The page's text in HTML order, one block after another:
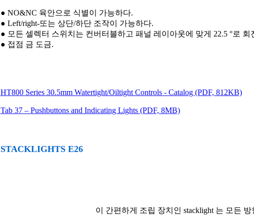
● NO&NC 육안으로 식별이 가능하다.
● Left/right-또는 상단/하단 조작이 가능하다.
● 모든 셀렉터 스위치는 컨버터블하고 패널 레이아웃에 맞게 22.5 °로 회
● 접점 금 도금.
HT800 Series 30.5mm Watertight/Oiltight Controls - Catalog (PDF, 812KB)
Tab 37 – Pushbuttons and Indicating Lights (PDF, 8MB)
STACKLIGHTS E26
이 간편하게 조립 장치인 stacklight 는 모든